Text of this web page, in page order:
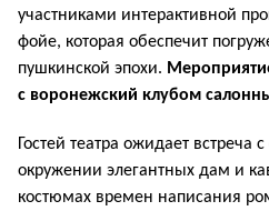
участниками интерактивной
фойе, которая обеспечит
пушкинской эпохи.
с воронежский клубом
Гостей театра ожидает
окружении элегантных дам и
костюмах времен написания